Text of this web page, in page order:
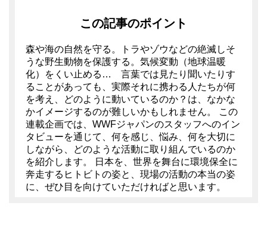
この記事のポイント
森や海の自然を守る。トラやゾウなどの絶滅しそ
うな野生動物を保護する。気候変動（地球温暖
化）をくい止める… 言葉では見たり聞いたりす
ることがあっても、実際それに携わる人たちが何
を考え、どのように動いているのか？は、なかな
かイメージするのが難しいかもしれません。 この
連載企画では、WWFジャパンのスタッフへのイン
タビューを通じて、何を感じ、悩み、何を大切に
しながら、どのような活動に取り組んでいるのか
を紹介します。 日本を、世界を舞台に環境保全に
奔走するヒトビトの姿と、現場の活動の本当の姿
に、ぜひ目を向けていただければと思います。